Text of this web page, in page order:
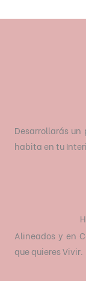
Desarrollarás un
habita en tu
Alineados y en
que quieres Vivir.